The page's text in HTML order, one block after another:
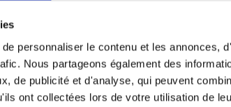
personnaliser le contenu et les annonces,
Nous partageons également des
de publicité et d'analyse, qui peuvent
ont collectées lors de votre utilisation de
dans la prévention de la grippe. Il ne peut
la grippe, les antibiotiques ne vous
bactérienne.